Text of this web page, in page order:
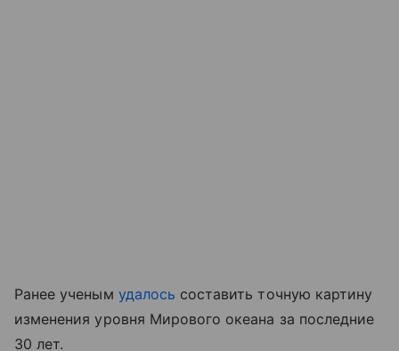
Ранее ученым удалось составить точную картину
изменения уровня Мирового океана за последние
30 лет.